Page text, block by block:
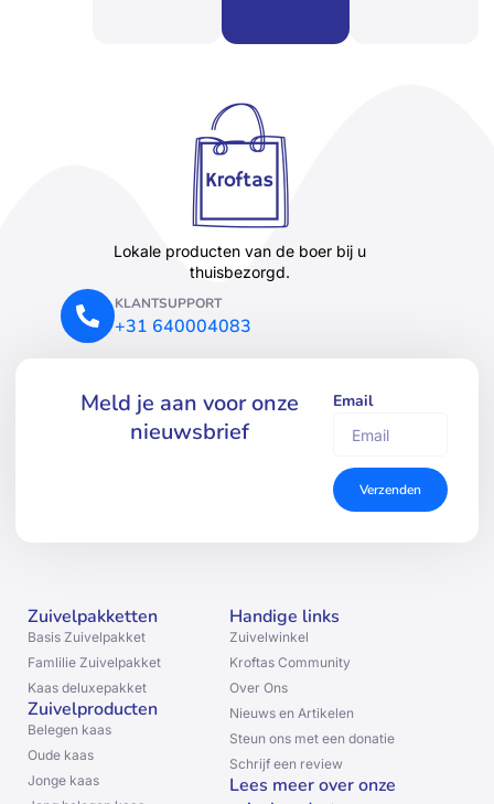
Lokale producten van de boer bij u
thuisbezorgd.
KLANTSUPPORT
+31 640004083
Meld je aan voor onze
nieuwsbrief
Email
Verzenden
Zuivelpakketten
Basis Zuivelpakket
Famlilie Zuivelpakket
Kaas deluxepakket
Zuivelproducten
Belegen kaas
Oude kaas
Jonge kaas
Handige links
Zuivelwinkel
Kroftas Community
Over Ons
Nieuws en Artikelen
Steun ons met een donatie
Schrijf een review
Lees meer over onze